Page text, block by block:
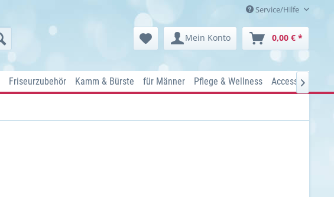
Service/Hilfe
Mein Konto 0,00 € *
Friseurzubehör Kamm & Bürste für Männer Pflege & Wellness Accessoires
